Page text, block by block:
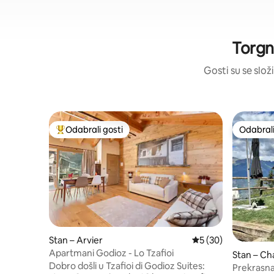
Gosti su se
Među najviše rangiranima s oznakom „Odabrali gosti”
Odabrali gosti
Stan – Arvier Prosječna ocjena:
5 (30)
Apartmani Godioz - Lo Tzafioi
Dobro došli u Tzafioi di Godioz Suites:
Stan –